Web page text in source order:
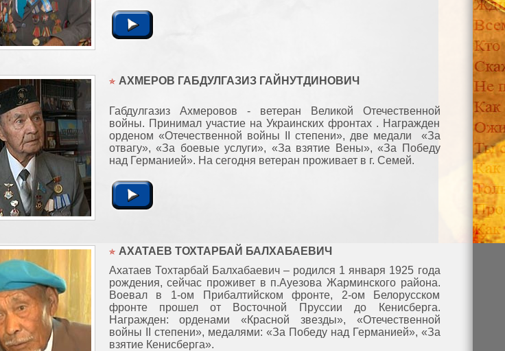
АХМЕРОВ ГАБДУЛГАЗИЗ ГАЙНУТДИНОВИЧ
Габдулгазиз Ахмеровов - ветеран Великой Отечественной
войны. Принимал участие на Украинских фронтах . Награжден
орденом «Отечественной войны II степени», две медали «За
отвагу», «За боевые услуги», «За взятие Вены», «За Победу
над Германией». На сегодня ветеран проживает в г. Семей.
АХАТАЕВ ТОХТАРБАЙ БАЛХАБАЕВИЧ
Ахатаев Тохтарбай Балхабаевич – родился 1 января 1925 года
рождения, сейчас проживет в п.Ауезова Жарминского района.
Воевал в 1-ом Прибалтийском фронте, 2-ом Белорусском
фронте прошел от Восточной Пруссии до Кенисберга.
Награжден: орденами «Красной звезды», «Отечественной
войны II степени», медалями: «За Победу над Германией», «За
взятие Кенисберга».